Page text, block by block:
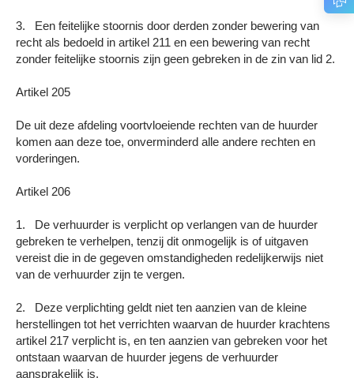
3. Een feitelijke stoornis door derden zonder bewering van
recht als bedoeld in artikel 211 en een bewering van recht
zonder feitelijke stoornis zijn geen gebreken in de zin van lid 2.
Artikel 205
De uit deze afdeling voortvloeiende rechten van de huurder
komen aan deze toe, onverminderd alle andere rechten en
vorderingen.
Artikel 206
1. De verhuurder is verplicht op verlangen van de huurder
gebreken te verhelpen, tenzij dit onmogelijk is of uitgaven
vereist die in de gegeven omstandigheden redelijkerwijs niet
van de verhuurder zijn te vergen.
2. Deze verplichting geldt niet ten aanzien van de kleine
herstellingen tot het verrichten waarvan de huurder krachtens
artikel 217 verplicht is, en ten aanzien van gebreken voor het
ontstaan waarvan de huurder jegens de verhuurder
aansprakelijk is.